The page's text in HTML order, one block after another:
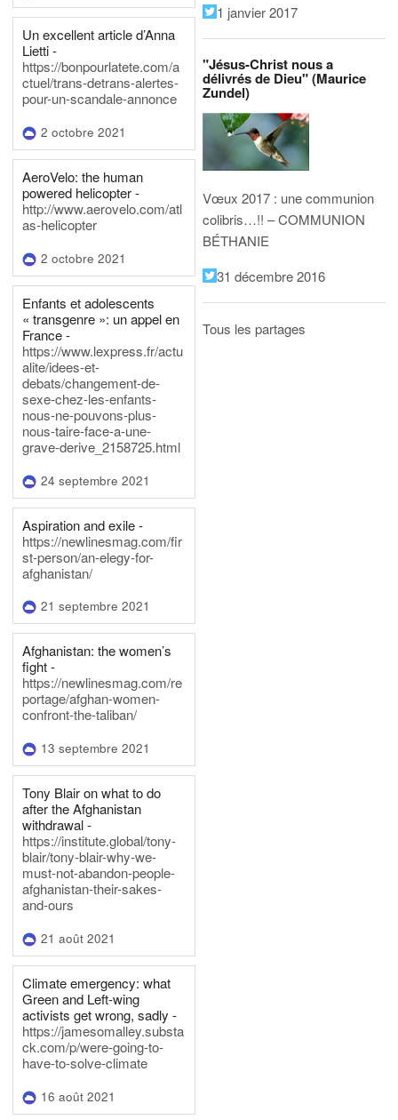
Un excellent article d’Anna
Lietti -
https://bonpourlatete.com/a
ctuel/trans-detrans-alertes-
pour-un-scandale-annonce
2 octobre 2021
AeroVelo: the human
powered helicopter -
http://www.aerovelo.com/atl
as-helicopter
2 octobre 2021
Enfants et adolescents
« transgenre »: un appel en
France -
https://www.lexpress.fr/actu
alite/idees-et-
debats/changement-de-
sexe-chez-les-enfants-
nous-ne-pouvons-plus-
nous-taire-face-a-une-
grave-derive_2158725.html
24 septembre 2021
Aspiration and exile -
https://newlinesmag.com/fir
st-person/an-elegy-for-
afghanistan/
21 septembre 2021
Afghanistan: the women’s
fight -
https://newlinesmag.com/re
portage/afghan-women-
confront-the-taliban/
13 septembre 2021
Tony Blair on what to do
after the Afghanistan
withdrawal -
https://institute.global/tony-
blair/tony-blair-why-we-
must-not-abandon-people-
afghanistan-their-sakes-
and-ours
21 août 2021
Climate emergency: what
Green and Left-wing
activists get wrong, sadly -
https://jamesomalley.substa
ck.com/p/were-going-to-
have-to-solve-climate
16 août 2021
1 janvier 2017
"Jésus-Christ nous a
délivrés de Dieu" (Maurice
Zundel)
Vœux 2017 : une communion
colibris…!! – COMMUNION
BÉTHANIE
31 décembre 2016
Tous les partages